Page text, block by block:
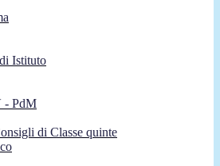
Istituto
- PdM
di Classe quinte